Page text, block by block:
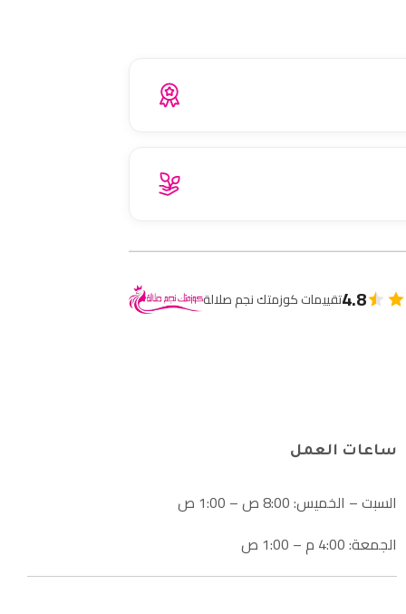
4.8تقييمات كوزمتك نجم صلالة
ساعات العمل
السبت – الخميس: 8:00 ص – 1:00 ص
الجمعة: 4:00 م – 1:00 ص